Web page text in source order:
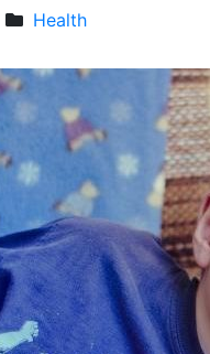
Health